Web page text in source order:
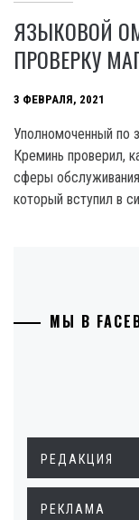
ЯЗЫКОВОЙ
ПРОВЕРКУ
3 ФЕВРАЛЯ, 2021
Уполномоченный по
Креминь проверил,
сферы
который вступил в
МЫ В
РЕДАКЦИЯ
РЕКЛАМА